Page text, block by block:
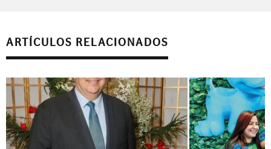
ARTÍCULOS RELACIONADOS